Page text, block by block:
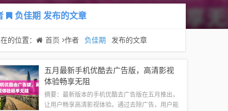
负佳期 发布的文章
的位置： 首页 作者 负佳期 发布的文章
五月最新手机优酷去广告版，高清影视
体验畅享无阻
摘要：最新版本的手机优酷去广告版在五月推出，
让用户畅享高清影视体验。通过去除广告，用户能